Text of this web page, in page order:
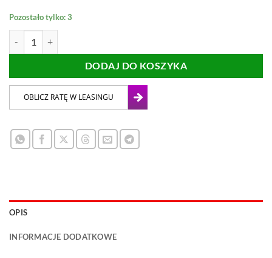
Pozostało tylko: 3
DODAJ DO KOSZYKA
OPIS
INFORMACJE DODATKOWE